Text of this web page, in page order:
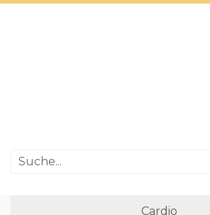
Cardio